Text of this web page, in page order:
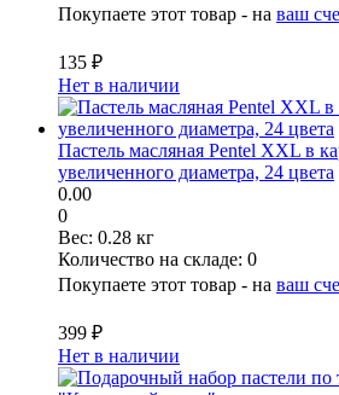
Покупаете этот товар - на ваш
135 ₽
Нет в наличии
Пастель масляная Pentel XXL в
увеличенного диаметра, 24 цвета
0.00
0
Вес: 0.28 кг
Количество на складе: 0
Покупаете этот товар - на ваш
399 ₽
Нет в наличии